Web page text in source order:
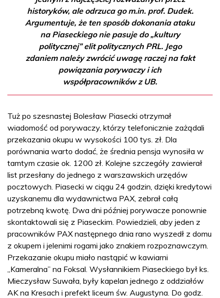
historyków, ale odrzuca go m.in. prof. Dudek.
Argumentuje, że ten sposób dokonania ataku
na Piaseckiego nie pasuje do „kultury
politycznej” elit politycznych PRL. Jego
zdaniem należy zwrócić uwagę raczej na fakt
powiązania porywaczy i ich
współpracowników z UB.
Tuż po szesnastej Bolesław Piasecki otrzymał
wiadomość od porywaczy, którzy telefonicznie zażądali
przekazania okupu w wysokości 100 tys. zł. Dla
porównania warto dodać, że średnia pensja wynosiła w
tamtym czasie ok. 1200 zł. Kolejne szczegóły zawierał
list przesłany do jednego z warszawskich urzędów
pocztowych. Piasecki w ciągu 24 godzin, dzięki kredytowi
uzyskanemu dla wydawnictwa PAX, zebrał całą
potrzebną kwotę. Dwa dni później porywacze ponownie
skontaktowali się z Piaseckim. Powiedzieli, aby jeden z
pracowników PAX następnego dnia rano wyszedł z domu
z okupem i jelenimi rogami jako znakiem rozpoznawczym.
Przekazanie okupu miało nastąpić w kawiarni
„Kameralna” na Foksal. Wysłannikiem Piaseckiego był ks.
Mieczysław Suwała, były kapelan jednego z oddziałów
AK na Kresach i prefekt liceum św. Augustyna. Do godz.